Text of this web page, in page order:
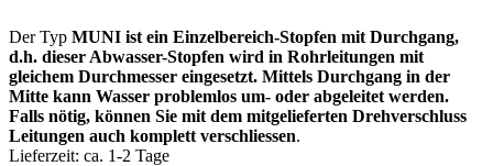
Der Typ MUNI ist ein Einzelbereich-Stopfen mit Durchgang,
d.h. dieser Abwasser-Stopfen wird in Rohrleitungen mit
gleichem Durchmesser eingesetzt. Mittels Durchgang in der
Mitte kann Wasser problemlos um- oder abgeleitet werden.
Falls nötig, können Sie mit dem mitgelieferten Drehverschluss
Leitungen auch komplett verschliessen.
Lieferzeit: ca. 1-2 Tage